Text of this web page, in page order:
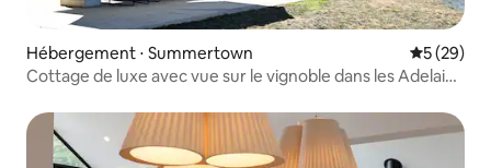
Hébergement ⋅ Summertown
5 (29)
Cottage de luxe avec vue sur le vignoble dans les Adelaide